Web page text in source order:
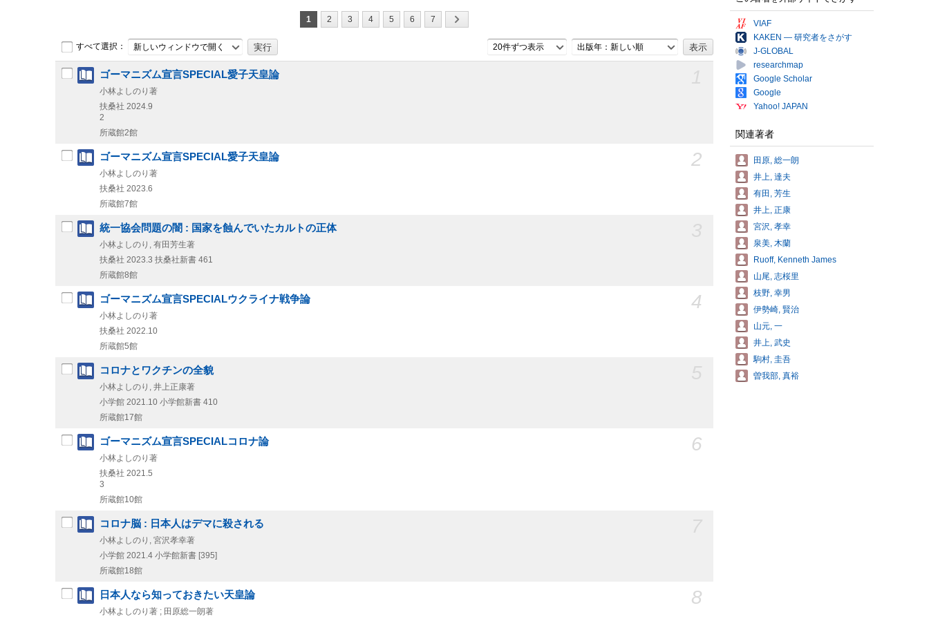
1 2 3 4 5 6 7
すべて選択： 新しいウィンドウで開く 20件ずつ表示 出版年：新しい順
ゴーマニズム宣言SPECIAL愛子天皇論
小林よしのり著
扶桑社 2024.9
2
所蔵館2館
2
ゴーマニズム宣言SPECIAL愛子天皇論
小林よしのり著
扶桑社 2023.6
所蔵館7館
統一協会問題の闇 : 国家を蝕んでいたカルトの正体
小林よしのり, 有田芳生著
扶桑社 2023.3 扶桑社新書 461
所蔵館8館
4
ゴーマニズム宣言SPECIALウクライナ戦争論
小林よしのり著
扶桑社 2022.10
所蔵館5館
コロナとワクチンの全貌
小林よしのり, 井上正康著
小学館 2021.10 小学館新書 410
所蔵館17館
6
ゴーマニズム宣言SPECIALコロナ論
小林よしのり著
扶桑社 2021.5
3
所蔵館10館
コロナ脳 : 日本人はデマに殺される
小林よしのり, 宮沢孝幸著
小学館 2021.4 小学館新書 [395]
所蔵館18館
8
日本人なら知っておきたい天皇論
小林よしのり著 ; 田原総一朗著
VIAF
KAKEN — 研究者をさがす
J-GLOBAL
researchmap
Google Scholar
Google
Yahoo! JAPAN
関連著者
田原, 総一朗
井上, 達夫
有田, 芳生
井上, 正康
宮沢, 孝幸
泉美, 木蘭
Ruoff, Kenneth James
山尾, 志桜里
枝野, 幸男
伊勢崎, 賢治
山元, 一
井上, 武史
駒村, 圭吾
曽我部, 真裕